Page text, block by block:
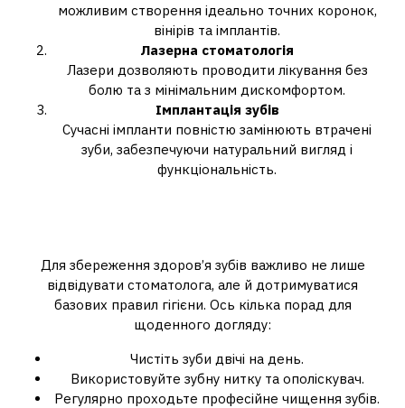
можливим створення ідеально точних коронок,
вінірів та імплантів.
Лазерна стоматологія
Лазери дозволяють проводити лікування без
болю та з мінімальним дискомфортом.
Імплантація зубів
Сучасні імпланти повністю замінюють втрачені
зуби, забезпечуючи натуральний вигляд і
функціональність.
Для збереження здоров’я зубів важливо не лише
відвідувати стоматолога, але й дотримуватися
базових правил гігієни. Ось кілька порад для
щоденного догляду:
Чистіть зуби двічі на день.
Використовуйте зубну нитку та ополіскувач.
Регулярно проходьте професійне чищення зубів.